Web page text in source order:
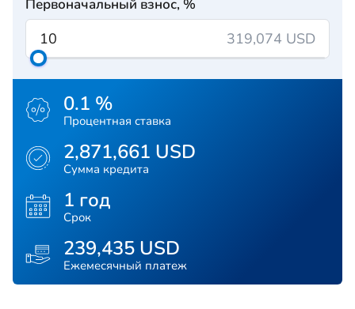
Первоначальный взнос, %
319,074 USD
0.1 %
Процентная ставка
2,871,661 USD
Сумма кредита
1 год
Срок
239,435 USD
Ежемесячный платеж